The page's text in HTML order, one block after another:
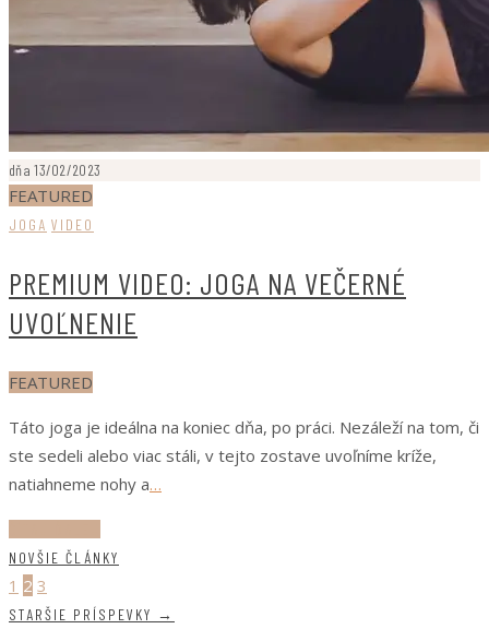
dňa 13/02/2023
FEATURED
JOGA VIDEO
PREMIUM VIDEO: JOGA NA VEČERNÉ
UVOĽNENIE
FEATURED
Táto joga je ideálna na koniec dňa, po práci. Nezáleží na tom, či
ste sedeli alebo viac stáli, v tejto zostave uvoľníme kríže,
natiahneme nohy a…
NOVŠIE ČLÁNKY
1 2 3
STARŠIE PRÍSPEVKY →